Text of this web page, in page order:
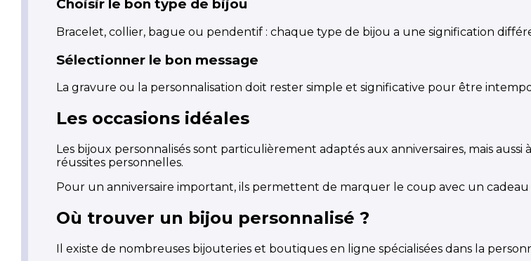
Choisir le bon type de bijou
Bracelet, collier, bague ou pendentif : chaque type de bijou a une signification
Sélectionner le bon message
La gravure ou la personnalisation doit rester simple et significative pour être
Les occasions idéales
Les bijoux personnalisés sont particulièrement adaptés aux anniversaires, mais aussi
réussites personnelles.
Pour un anniversaire important, ils permettent de marquer le coup avec un
Où trouver un bijou personnalisé ?
Il existe de nombreuses bijouteries et boutiques en ligne spécialisées dans la